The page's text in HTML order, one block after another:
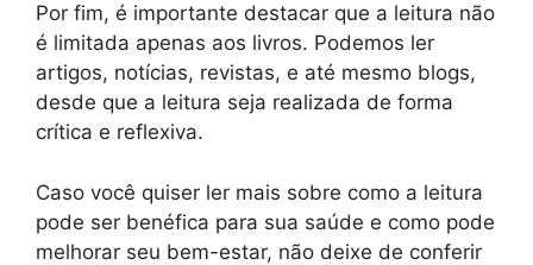
Por fim, é importante destacar que a leitura não
é limitada apenas aos livros. Podemos ler
artigos, notícias, revistas, e até mesmo blogs,
desde que a leitura seja realizada de forma
crítica e reflexiva.
Caso você quiser ler mais sobre como a leitura
pode ser benéfica para sua saúde e como pode
melhorar seu bem-estar, não deixe de conferir